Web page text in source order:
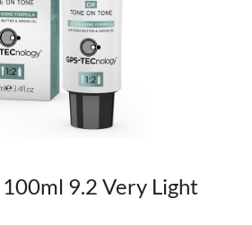
100ml 9.2 Very Light